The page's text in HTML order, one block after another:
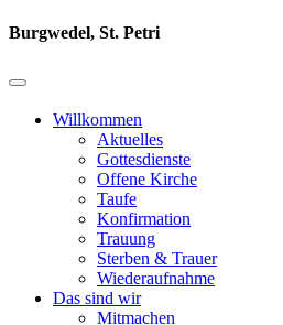
Burgwedel, St. Petri
Willkommen
Aktuelles
Gottesdienste
Offene Kirche
Taufe
Konfirmation
Trauung
Sterben & Trauer
Wiederaufnahme
Das sind wir
Mitmachen